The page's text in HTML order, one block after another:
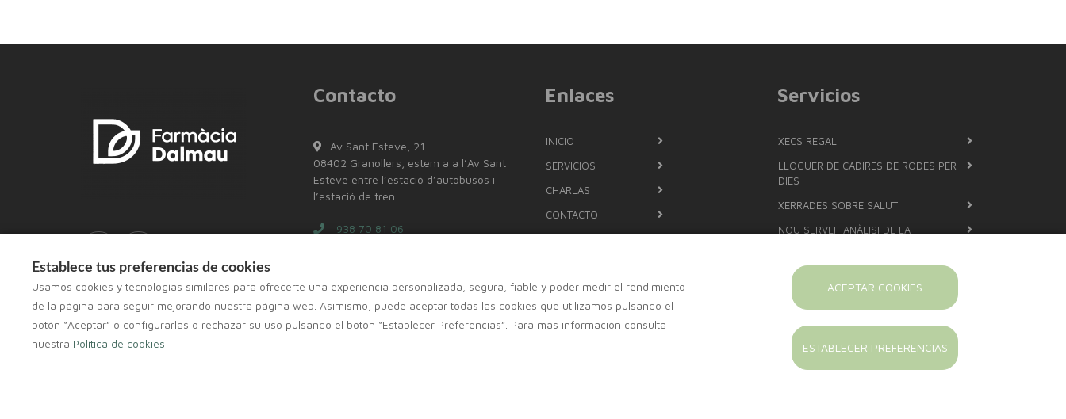
Contacto
Av Sant Esteve, 21
08402 Granollers, estem a a l’Av Sant
Esteve entre l’estació d’autobusos i
l’estació de tren
938 70 81 06
info@farmaciadalmau.es
Enlaces
INICIO
SERVICIOS
CHARLAS
CONTACTO
Servicios
XECS REGAL
LLOGUER DE CADIRES DE RODES PER
DIES
XERRADES SOBRE SALUT
NOU SERVEI: ANÀLISI DE LA
ANÀLISI AMB EL SISTEMA COBAS
DETERMINACIÓ DEL GRUP SANGUINI
FÓRMULES MAGISTRALS
POSEM ARRACADES
Establece tus preferencias de cookies
Usamos cookies y tecnologías similares para ofrecerte una experiencia personalizada, segura, fiable y poder medir el rendimiento
de la página para seguir mejorando nuestra página web. Asimismo, puede aceptar todas las cookies que utilizamos pulsando el
botón “Aceptar” o configurarlas o rechazar su uso pulsando el botón “Establecer Preferencias”. Para más información consulta
nuestra Política de cookies
ACEPTAR COOKIES
ESTABLECER PREFERENCIAS